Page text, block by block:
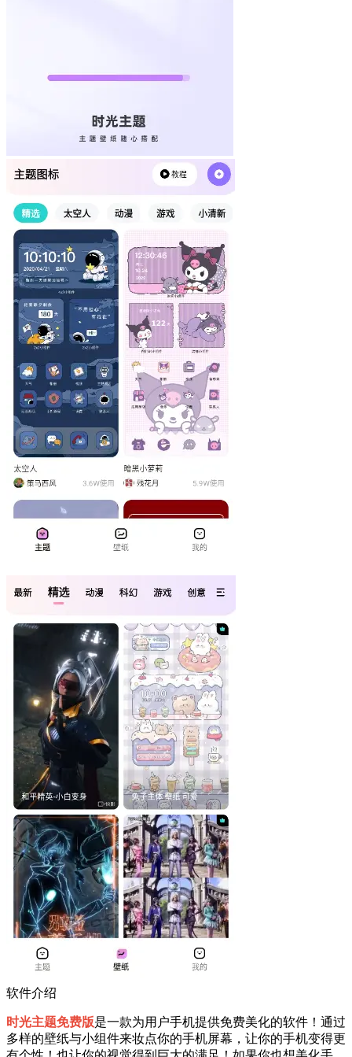
软件介绍
时光主题免费版是一款为用户手机提供免费美化的软件！通过
多样的壁纸与小组件来妆点你的手机屏幕，让你的手机变得更